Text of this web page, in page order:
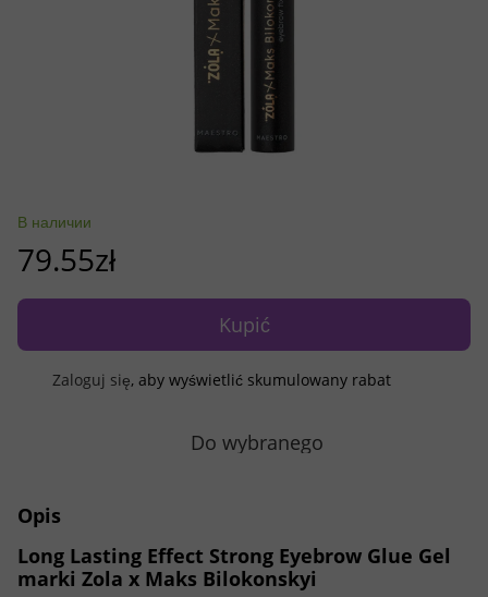
В наличии
79.55zł
Kupić
Zaloguj się, aby wyświetlić skumulowany rabat
Do wybranego
Opis
Long Lasting Effect Strong Eyebrow Glue Gel
marki Zola x Maks Bilokonskyi